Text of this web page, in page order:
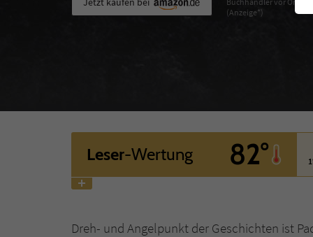
(Anzeige*)
Leser-Wertung 82°
Dreh- und Angelpunkt der Geschichten ist